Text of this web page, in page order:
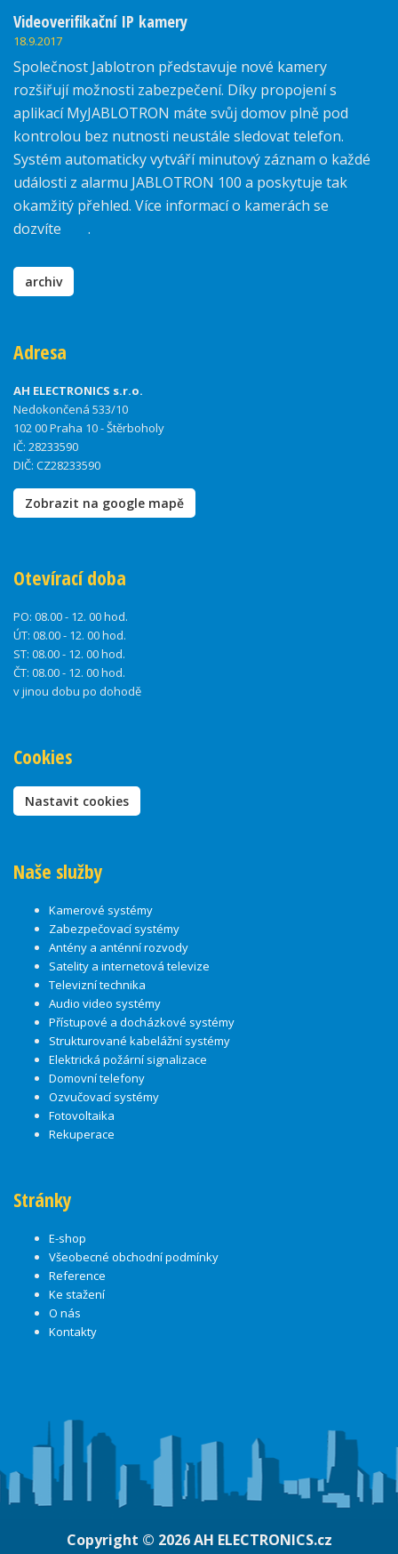
Videoverifikační IP kamery
18.9.2017
Společnost Jablotron představuje nové kamery
rozšiřují možnosti zabezpečení. Díky propojení s
aplikací MyJABLOTRON máte svůj domov plně pod
kontrolou bez nutnosti neustále sledovat telefon.
Systém automaticky vytváří minutový záznam o každé
události z alarmu JABLOTRON 100 a poskytuje tak
okamžitý přehled. Více informací o kamerách se
dozvíte
.
archiv
Adresa
AH ELECTRONICS s.r.o.
Nedokončená 533/10
102 00 Praha 10 - Štěrboholy
IČ: 28233590
DIČ: CZ28233590
Zobrazit na google mapě
Otevírací doba
PO: 08.00 - 12. 00 hod.
ÚT: 08.00 - 12. 00 hod.
ST: 08.00 - 12. 00 hod.
ČT: 08.00 - 12. 00 hod.
v jinou dobu po dohodě
Cookies
Nastavit cookies
Naše služby
Kamerové systémy
Zabezpečovací systémy
Antény a anténní rozvody
Satelity a internetová televize
Televizní technika
Audio video systémy
Přístupové a docházkové systémy
Strukturované kabelážní systémy
Elektrická požární signalizace
Domovní telefony
Ozvučovací systémy
Fotovoltaika
Rekuperace
Stránky
E-shop
Všeobecné obchodní podmínky
Reference
Ke stažení
O nás
Kontakty
Copyright © 2026AH ELECTRONICS.cz